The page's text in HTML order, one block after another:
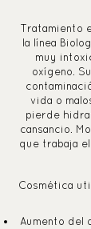
Tratamiento
la línea
muy
oxígeno.
vida o
pierde
cansancio.
que trabaja
Cosmética
Aumento del